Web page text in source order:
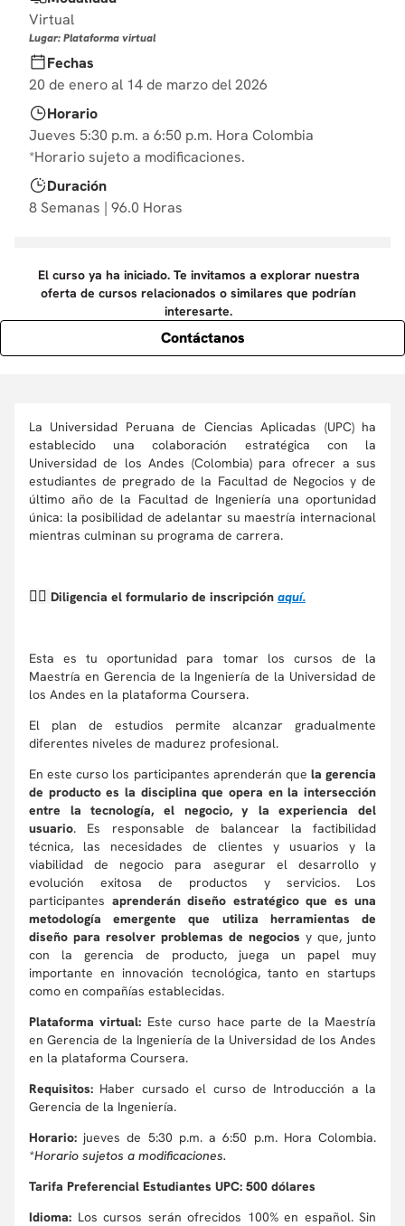
10. marketing
Virtual
Lugar: Plataforma virtual
Fechas
20 de enero al 14 de marzo del 2026
Horario
Jueves 5:30 p.m. a 6:50 p.m. Hora Colombia
*Horario sujeto a modificaciones.
Duración
8 Semanas | 96.0 Horas
El curso ya ha iniciado. Te invitamos a explorar nuestra
oferta de cursos relacionados o similares que podrían
interesarte.
Contáctanos
La Universidad Peruana de Ciencias Aplicadas (UPC) ha
establecido una colaboración estratégica con la
Universidad de los Andes (Colombia) para ofrecer a sus
estudiantes de pregrado de la Facultad de Negocios y de
último año de la Facultad de Ingeniería una oportunidad
única: la posibilidad de adelantar su maestría internacional
mientras culminan su programa de carrera.
👉🏼 Diligencia el formulario de inscripción aquí.
Esta es tu oportunidad para tomar los cursos de la
Maestría en Gerencia de la Ingeniería de la Universidad de
los Andes en la plataforma Coursera.
El plan de estudios permite alcanzar gradualmente
diferentes niveles de madurez profesional.
En este curso los participantes aprenderán que la gerencia
de producto es la disciplina que opera en la intersección
entre la tecnología, el negocio, y la experiencia del
usuario. Es responsable de balancear la factibilidad
técnica, las necesidades de clientes y usuarios y la
viabilidad de negocio para asegurar el desarrollo y
evolución exitosa de productos y servicios. Los
participantes aprenderán diseño estratégico que es una
metodología emergente que utiliza herramientas de
diseño para resolver problemas de negocios y que, junto
con la gerencia de producto, juega un papel muy
importante en innovación tecnológica, tanto en startups
como en compañías establecidas.
Plataforma virtual: Este curso hace parte de la Maestría
en Gerencia de la Ingeniería de la Universidad de los Andes
en la plataforma Coursera.
Requisitos: Haber cursado el curso de Introducción a la
Gerencia de la Ingeniería.
Horario: jueves de 5:30 p.m. a 6:50 p.m. Hora Colombia.
*Horario sujetos a modificaciones.
Tarifa Preferencial Estudiantes UPC: 500 dólares
Idioma: Los cursos serán ofrecidos 100% en español. Sin